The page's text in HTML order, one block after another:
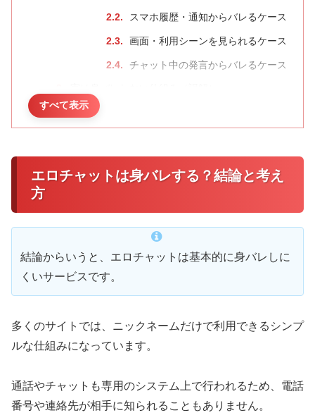
スマホ履歴・通知からバレるケース
画面・利用シーンを見られるケース
チャット中の発言からバレるケース
サイト側から個人情報が漏れるリス
情報をつなげてしまう行動
匿名性を崩してしまう行動
見られる前提で環境を設計していな
い
エロチャットは本当にバレません
か？
すべて表示
エロチャットは身バレする？結論と考え
方
結論からいうと、エロチャットは基本的に身バレしに
くいサービスです。
多くのサイトでは、ニックネームだけで利用できるシンプ
ルな仕組みになっています。
通話やチャットも専用のシステム上で行われるため、電話
番号や連絡先が相手に知られることもありません。